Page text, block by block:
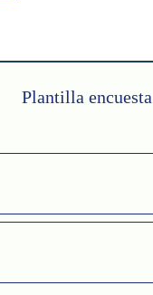
Plantilla encuesta